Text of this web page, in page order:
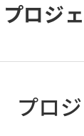
プロジ
プロ